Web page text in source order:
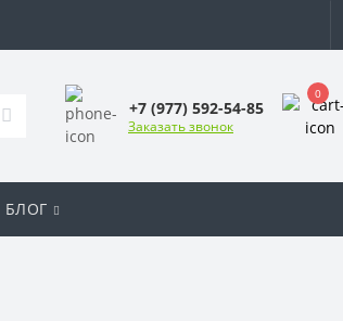
+7 (977) 592-54-85
Заказать звонок
0
БЛОГ